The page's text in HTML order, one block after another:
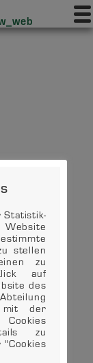
Statistik-
stellen
zu
auf
des
mit der
zu